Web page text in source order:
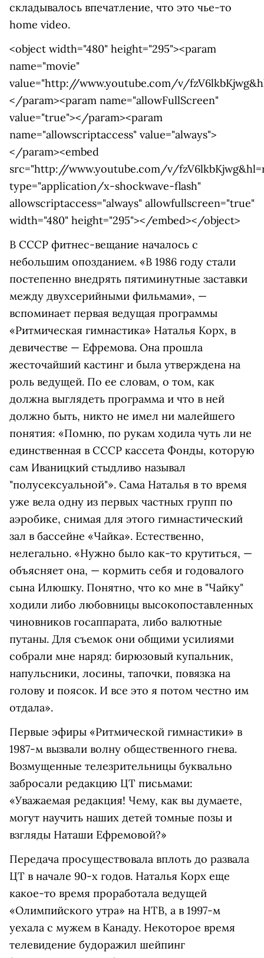
складывалось впечатление, что это чье-то
home video.
<object width="480" height="295"><param
name="movie"
value="http://www.youtube.com/v/
</param><param name="allowFullScreen"
value="true"></param><param
name="allowscriptaccess" value="always">
</param><embed
src="http://www.youtube.com/v/
type="application/x-shockwave-flash"
allowscriptaccess="always" allowfullscreen="true"
width="480" height="295"></embed></object>
В СССР фитнес-вещание началось с
небольшим опозданием. «В 1986 году стали
постепенно внедрять пятиминутные заставки
между двухсерийными фильмами», —
вспоминает первая ведущая программы
«Ритмическая гимнастика» Наталья Корх, в
девичестве — Ефремова. Она прошла
жесточайший кастинг и была утверждена на
роль ведущей. По ее словам, о том, как
должна выглядеть программа и что в ней
должно быть, никто не имел ни малейшего
понятия: «Помню, по рукам ходила чуть ли не
единственная в СССР кассета Фонды, которую
сам Иваницкий стыдливо называл
"полусексуальной"». Сама Наталья в то время
уже вела одну из первых частных групп по
аэробике, снимая для этого гимнастический
зал в бассейне «Чайка». Естественно,
нелегально. «Нужно было как-то крутиться, —
объясняет она, — кормить себя и годовалого
сына Илюшку. Понятно, что ко мне в "Чайку"
ходили либо любовницы высокопоставленных
чиновников госаппарата, либо валютные
путаны. Для съемок они общими усилиями
собрали мне наряд: бирюзовый купальник,
напульсники, лосины, тапочки, повязка на
голову и поясок. И все это я потом честно им
отдала».
Первые эфиры «Ритмической гимнастики» в
1987-м вызвали волну общественного гнева.
Возмущенные телезрительницы буквально
забросали редакцию ЦТ письмами:
«Уважаемая редакция! Чему, как вы думаете,
могут научить наших детей томные позы и
взгляды Наташи Ефремовой?»
Передача просуществовала вплоть до развала
ЦТ в начале 90-х годов. Наталья Корх еще
какое-то время проработала ведущей
«Олимпийского утра» на НТВ, а в 1997-м
уехала с мужем в Канаду. Некоторое время
телевидение будоражил шейпинг